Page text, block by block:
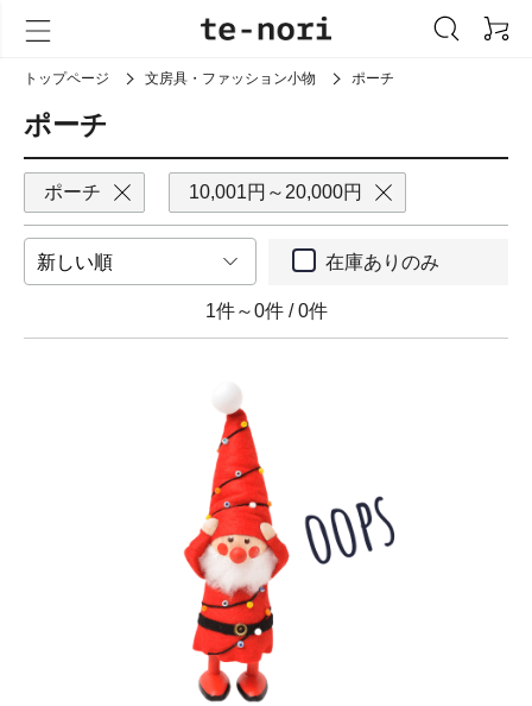
トップページ 文房具・ファッション小物 ポーチ
ポーチ
ポーチ 10,001円～20,000円
在庫ありのみ
1件～0件 / 0件